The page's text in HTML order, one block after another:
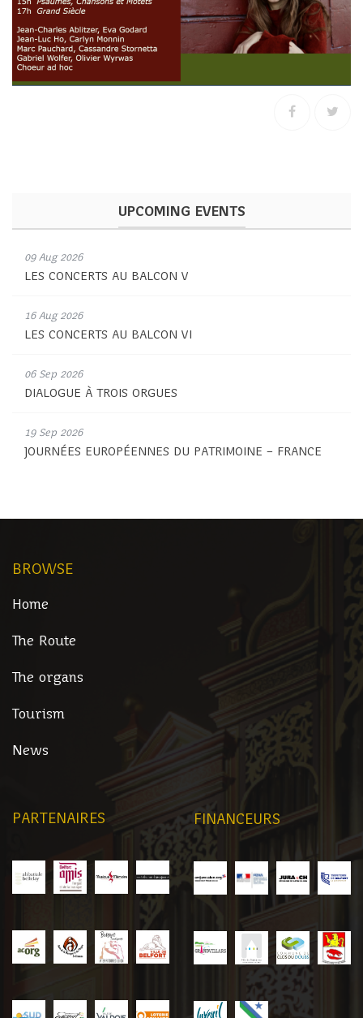
UPCOMING EVENTS
09 Aug 2026
LES CONCERTS AU BALCON V
16 Aug 2026
LES CONCERTS AU BALCON VI
06 Sep 2026
DIALOGUE À TROIS ORGUES
19 Sep 2026
JOURNÉES EUROPÉENNES DU PATRIMOINE – FRANCE
BROWSE
Home
The Route
The organs
Tourism
News
PARTENAIRES FINANCEURS